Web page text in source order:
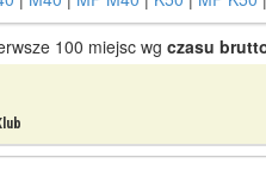
100 miejsc wg czasu